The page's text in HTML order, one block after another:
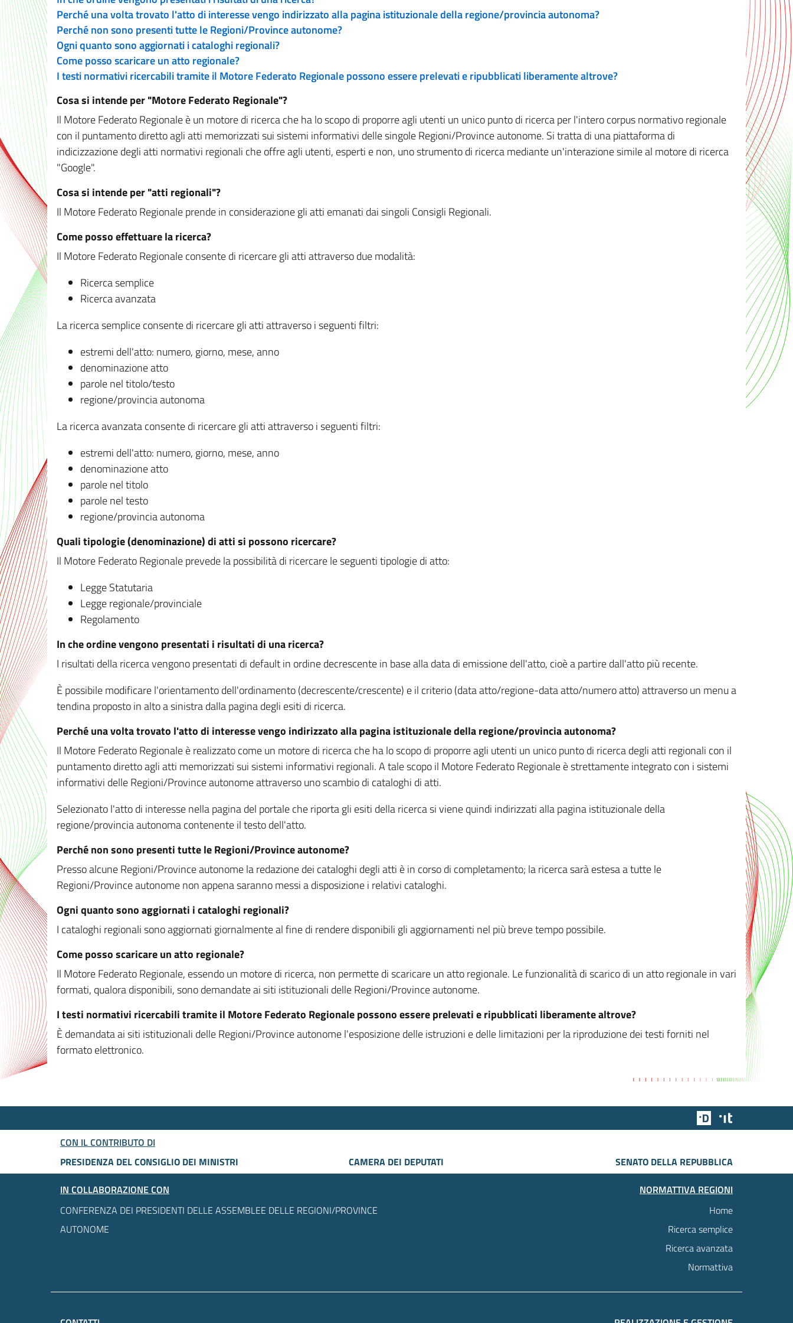
Perché una volta trovato l'atto di interesse vengo indirizzato alla pagina istituzionale della regione/provincia autonoma?
Perché non sono presenti tutte le Regioni/Province autonome?
Ogni quanto sono aggiornati i cataloghi regionali?
Come posso scaricare un atto regionale?
I testi normativi ricercabili tramite il Motore Federato Regionale possono essere prelevati e ripubblicati liberamente altrove?
Cosa si intende per "Motore Federato Regionale"?
Il Motore Federato Regionale è un motore di ricerca che ha lo scopo di proporre agli utenti un unico punto di ricerca per l'intero corpus normativo regionale
con il puntamento diretto agli atti memorizzati sui sistemi informativi delle singole Regioni/Province autonome. Si tratta di una piattaforma di
indicizzazione degli atti normativi regionali che offre agli utenti, esperti e non, uno strumento di ricerca mediante un'interazione simile al motore di ricerca
"Google".
Cosa si intende per "atti regionali"?
Il Motore Federato Regionale prende in considerazione gli atti emanati dai singoli Consigli Regionali.
Come posso effettuare la ricerca?
Il Motore Federato Regionale consente di ricercare gli atti attraverso due modalità:
Ricerca semplice
Ricerca avanzata
La ricerca semplice consente di ricercare gli atti attraverso i seguenti filtri:
estremi dell'atto: numero, giorno, mese, anno
denominazione atto
parole nel titolo/testo
regione/provincia autonoma
La ricerca avanzata consente di ricercare gli atti attraverso i seguenti filtri:
estremi dell'atto: numero, giorno, mese, anno
denominazione atto
parole nel titolo
parole nel testo
regione/provincia autonoma
Quali tipologie (denominazione) di atti si possono ricercare?
Il Motore Federato Regionale prevede la possibilità di ricercare le seguenti tipologie di atto:
Legge Statutaria
Legge regionale/provinciale
Regolamento
In che ordine vengono presentati i risultati di una ricerca?
I risultati della ricerca vengono presentati di default in ordine decrescente in base alla data di emissione dell'atto, cioè a partire dall'atto più recente.
È possibile modificare l'orientamento dell'ordinamento (decrescente/crescente) e il criterio (data atto/regione-data atto/numero atto) attraverso un menu a
tendina proposto in alto a sinistra dalla pagina degli esiti di ricerca.
Perché una volta trovato l'atto di interesse vengo indirizzato alla pagina istituzionale della regione/provincia autonoma?
Il Motore Federato Regionale è realizzato come un motore di ricerca che ha lo scopo di proporre agli utenti un unico punto di ricerca degli atti regionali con il
puntamento diretto agli atti memorizzati sui sistemi informativi regionali. A tale scopo il Motore Federato Regionale è strettamente integrato con i sistemi
informativi delle Regioni/Province autonome attraverso uno scambio di cataloghi di atti.
Selezionato l'atto di interesse nella pagina del portale che riporta gli esiti della ricerca si viene quindi indirizzati alla pagina istituzionale della
regione/provincia autonoma contenente il testo dell'atto.
Perché non sono presenti tutte le Regioni/Province autonome?
Presso alcune Regioni/Province autonome la redazione dei cataloghi degli atti è in corso di completamento; la ricerca sarà estesa a tutte le
Regioni/Province autonome non appena saranno messi a disposizione i relativi cataloghi.
Ogni quanto sono aggiornati i cataloghi regionali?
I cataloghi regionali sono aggiornati giornalmente al fine di rendere disponibili gli aggiornamenti nel più breve tempo possibile.
Come posso scaricare un atto regionale?
Il Motore Federato Regionale, essendo un motore di ricerca, non permette di scaricare un atto regionale. Le funzionalità di scarico di un atto regionale in vari
formati, qualora disponibili, sono demandate ai siti istituzionali delle Regioni/Province autonome.
I testi normativi ricercabili tramite il Motore Federato Regionale possono essere prelevati e ripubblicati liberamente altrove?
È demandata ai siti istituzionali delle Regioni/Province autonome l'esposizione delle istruzioni e delle limitazioni per la riproduzione dei testi forniti nel
formato elettronico.
Team Digitale
CON IL CONTRIBUTO DI
PRESIDENZA DEL CONSIGLIO DEI MINISTRI
CAMERA DEI DEPUTATI
SENATO DELLA REPUBBLICA
IN COLLABORAZIONE CON
CONFERENZA DEI PRESIDENTI DELLE ASSEMBLEE DELLE REGIONI/PROVINCE
AUTONOME
NORMATTIVA REGIONI
Home
Ricerca semplice
Ricerca avanzata
Normattiva